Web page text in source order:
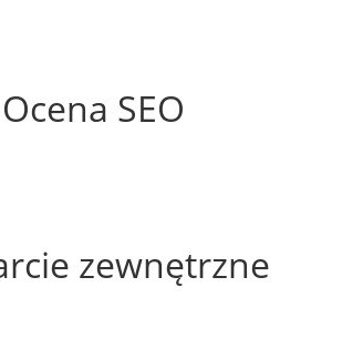
Ocena SEO
zewnętrzne